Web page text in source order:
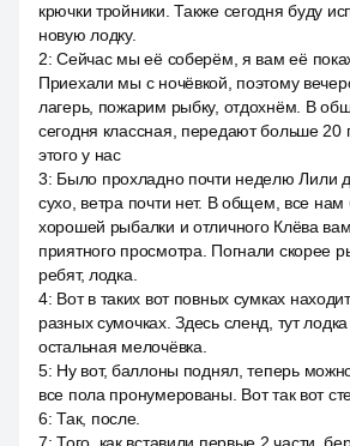
крючки тройники. Также сегодня буду
новую лодку.
2:Сейчас мы её соберём, я вам её
Приехали мы с ночёвкой, поэтому
лагерь, пожарим рыбку, отдохнём. В
сегодня классная, передают больше 20
этого у нас
3: Было прохладно почти неделю Лили
сухо, ветра почти нет. В общем, все нам
хорошей рыбалки и отличного Клёва
приятного просмотра. Погнали скорее
ребят, лодка.
4: Вот в таких вот повных сумках
разных сумочках. Здесь сленд, тут
остальная мелочёвка.
5: Ну вот, баллоны поднял, теперь
все пола пронумерованы. Вот так вот
6:Так, после.